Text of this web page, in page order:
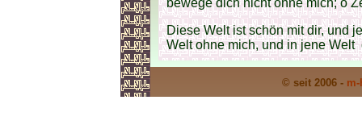
bewege dich nicht ohne mich; o
Diese Welt ist schön mit dir, und
Welt ohne mich, und in jene Welt
© seit 2006 -